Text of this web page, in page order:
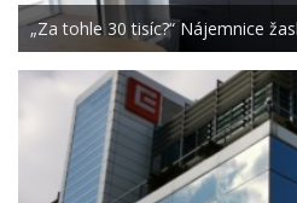
„Za tohle 30 tisíc?“ Nájemnice